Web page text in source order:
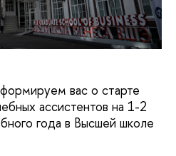
вас о старте
ассистентов на 1-2
года в Высшей школе